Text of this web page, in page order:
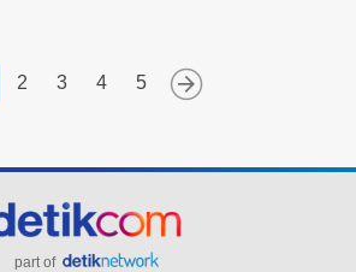
2 3 4 5
part of